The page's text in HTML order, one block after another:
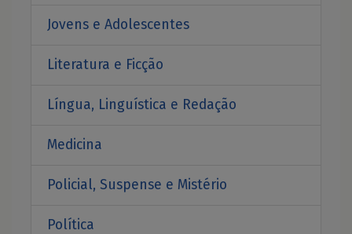
Jovens e Adolescentes
Literatura e Ficção
Língua, Linguística e Redação
Medicina
Policial, Suspense e Mistério
Política